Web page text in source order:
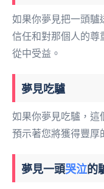
如果你夢見把一頭驢
信任和對那個人的尊
從中受益。
夢見吃驢
如果你夢見吃驢，這
預示著您將獲得豐厚
夢見一頭哭泣的